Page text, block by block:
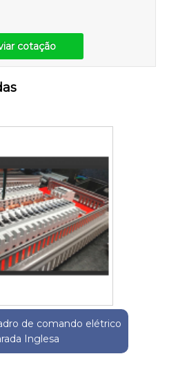
cotação
de comando elétrico
Inglesa